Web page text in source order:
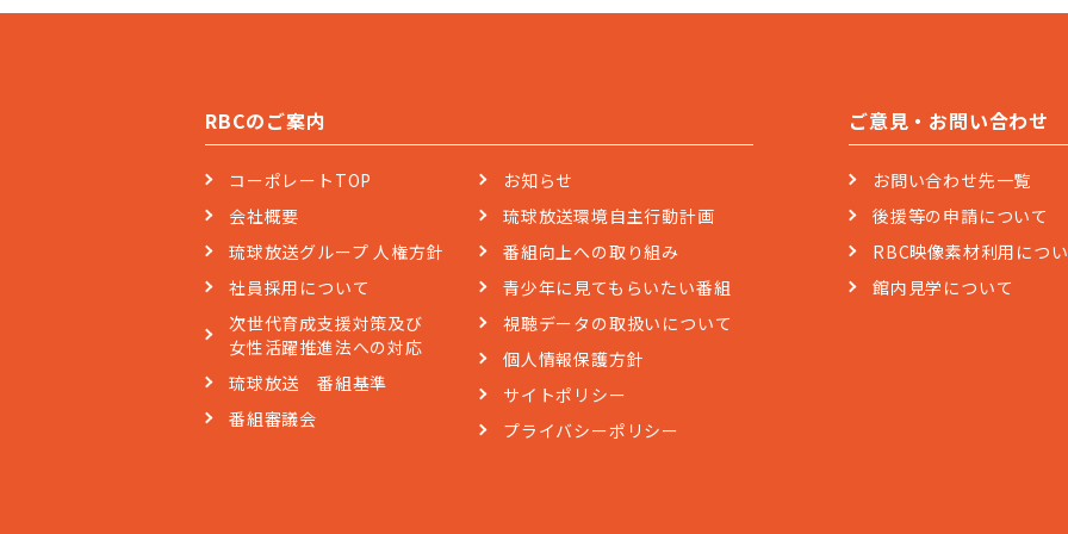
RBCのご案内
コーポレートTOP
会社概要
琉球放送グループ 人権方針
社員採用について
次世代育成支援対策及び
女性活躍推進法への対応
琉球放送 番組基準
番組審議会
お知らせ
琉球放送環境自主行動計画
番組向上への取り組み
青少年に見てもらいたい番組
視聴データの取扱いについて
個人情報保護方針
サイトポリシー
プライバシーポリシー
ご意見・お問い合わせ
お問い合わせ先一覧
後援等の申請について
RBC映像素材利用につ
館内見学について